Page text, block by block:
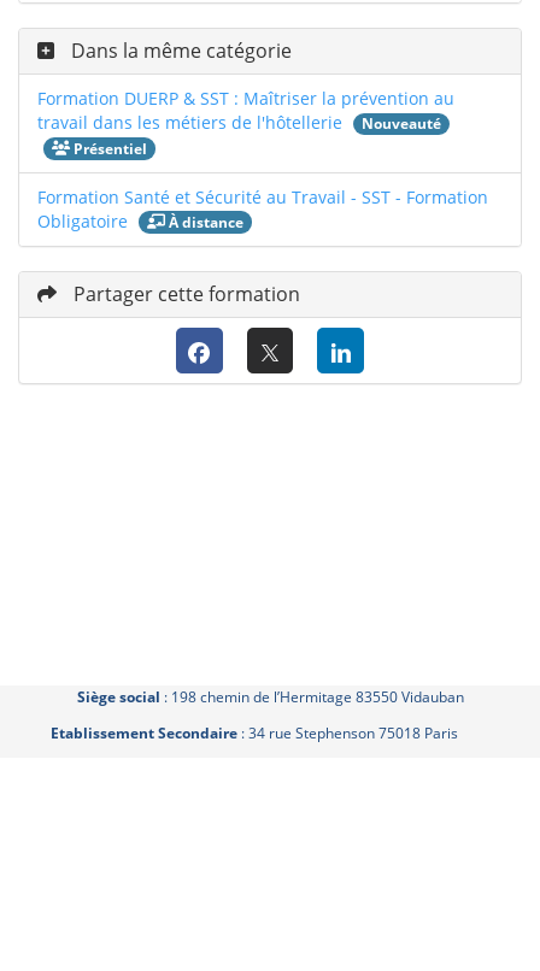
Dans la même catégorie
Formation DUERP & SST : Maîtriser la prévention au
travail dans les métiers de l'hôtellerie
Nouveauté
Présentiel
Formation Santé et Sécurité au Travail - SST - Formation
Obligatoire
À distance
Partager cette formation
Siège social : 198 chemin de l’Hermitage 83550 Vidauban
Etablissement Secondaire: 34 rue Stephenson 75018 Paris